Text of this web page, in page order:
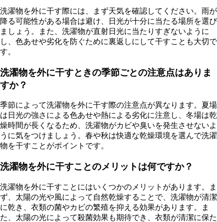
洗濯物を外に干す際には、まず天気を確認してください。雨が
降る可能性がある場合は避け、日光が十分に当たる場所を選び
ましょう。また、洗濯物が直射日光に当たりすぎないように
し、色あせや劣化を防ぐために裏返しにして干すことも大切で
す。
洗濯物を外に干すときの季節ごとの注意点はありま
すか？
季節によって洗濯物を外に干す際の注意点が異なります。夏場
は日光の強さによる色あせや熱による劣化に注意し、冬場は乾
燥時間が長くなるため、洗濯物がカビや臭いを発生させないよ
うに気をつけましょう。春や秋は快適な乾燥環境を選んで洗濯
物を干すことがポイントです。
洗濯物を外に干すことのメリットは何ですか？
洗濯物を外に干すことにはいくつかのメリットがあります。ま
ず、太陽の光や風によって自然乾燥することで、洗濯物が清潔
に乾き、衣類の菌やカビの繁殖を抑える効果があります。ま
た、太陽の光によって殺菌効果も期待でき、衣類が清潔に保た